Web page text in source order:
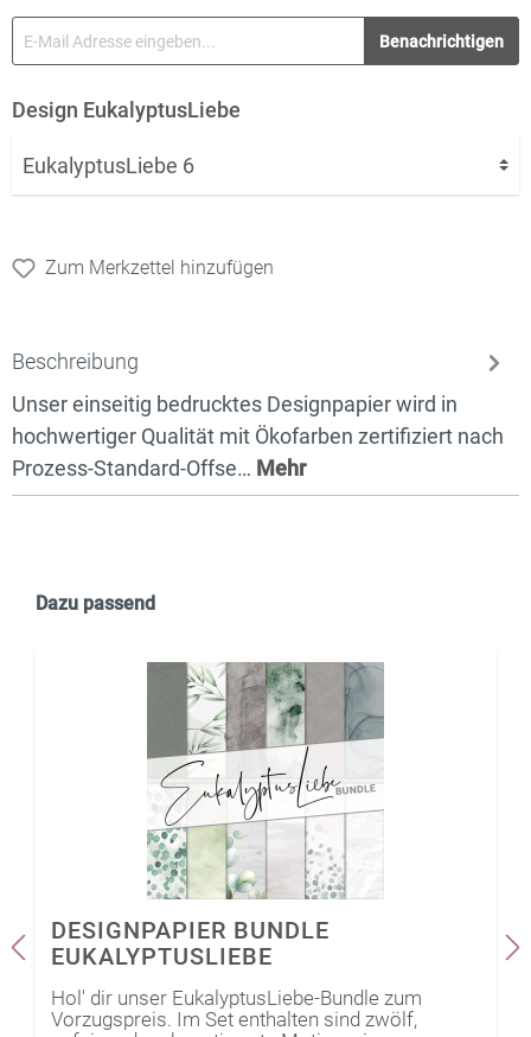
Benachrichtigen
Design EukalyptusLiebe
Zum Merkzettel hinzufügen
Beschreibung
Unser einseitig bedrucktes Designpapier wird in
hochwertiger Qualität mit Ökofarben zertifiziert nach
Prozess-Standard-Offse… Mehr
Dazu passend
DESIGNPAPIER BUNDLE
EUKALYPTUSLIEBE
Hol' dir unser EukalyptusLiebe-Bundle zum
Vorzugspreis. Im Set enthalten sind zwölf,